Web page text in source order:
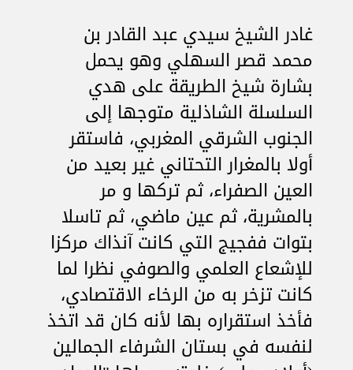
غادر الشيخ سيدي عبد القادر بن
محمد قصر السهلي وهو يحمل
بشارة شيخ الطريقة على هدي
السلسلة الشاذلية متوجها إلى
الجنوب الشرقي المغربي، فاستقر
أولا بالمغرار التحتاني غير بعيد من
العين الصفراء، ثم تركها و مر
بالمشرية، ثم عين ماضي، ثم تاسلا
بتوات ففجيج التي كانت آنذاك مركزا
للإشعاع العلمي والصوفي نظرا لما
كانت تزخر به من الرخاء الاقتصادي،
فأخذ استقراره بها لأنه كان قد اتخذ
لنفسه في بستان الشرفاء الجمالين